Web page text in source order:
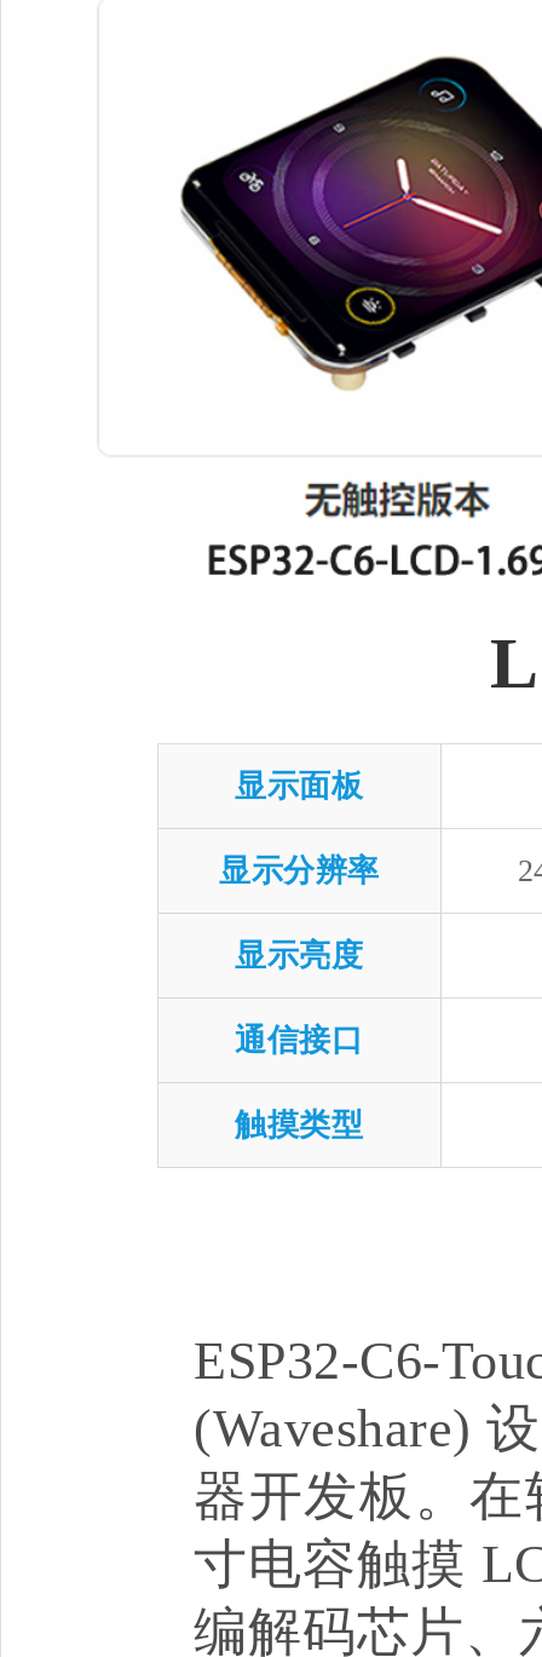
显示面板
显示分辨率
显示亮度
通信接口
触摸类型
ESP32-C6-
(Waveshare)
器开发板。在
寸电容触摸
编解码芯片、